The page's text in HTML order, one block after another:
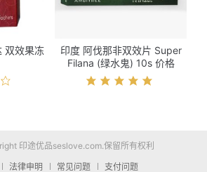
双效果冻
印度 阿伐那非双效片 Super
Filana (绿水鬼) 10s 价格
印途优品seslove.com.保留所有权利
法律申明 常见问题 支付问题